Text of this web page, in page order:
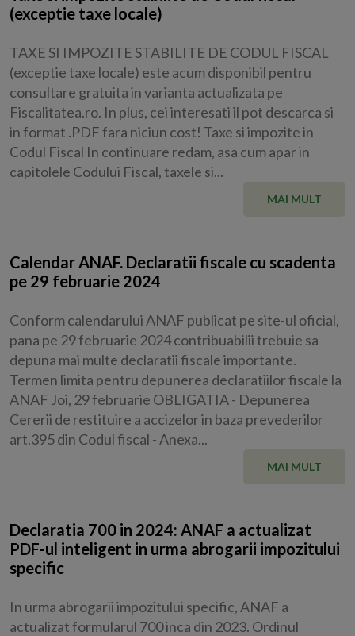
(exceptie taxe locale)
TAXE SI IMPOZITE STABILITE DE CODUL FISCAL
(exceptie taxe locale) este acum disponibil pentru
consultare gratuita in varianta actualizata pe
Fiscalitatea.ro. In plus, cei interesati il pot descarca si
in format .PDF fara niciun cost! Taxe si impozite in
Codul Fiscal In continuare redam, asa cum apar in
capitolele Codului Fiscal, taxele si...
MAI MULT
Calendar ANAF. Declaratii fiscale cu scadenta
pe 29 februarie 2024
Conform calendarului ANAF publicat pe site-ul oficial,
pana pe 29 februarie 2024 contribuabilii trebuie sa
depuna mai multe declaratii fiscale importante.
Termen limita pentru depunerea declaratiilor fiscale la
ANAF Joi, 29 februarie OBLIGATIA - Depunerea
Cererii de restituire a accizelor in baza prevederilor
art.395 din Codul fiscal - Anexa...
MAI MULT
Declaratia 700 in 2024: ANAF a actualizat
PDF-ul inteligent in urma abrogarii impozitului
specific
In urma abrogarii impozitului specific, ANAF a
actualizat formularul 700 inca din 2023. Ordinul